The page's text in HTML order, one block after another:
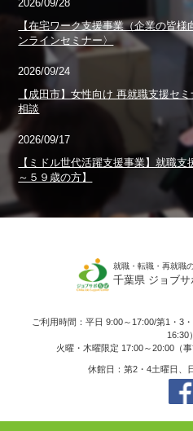
2026/09/28
【在宅ワーク支援事業（企業の皆
ンラインセミナー〉
2026/09/24
【成田市】女性向け 再就職支援セ
相談
2026/09/17
【ミドル世代活躍支援事業】就職
～５９歳の方】
就職・転職・再就職
千葉県 ジョブ
ご利用時間：平日 9:00～17:00/第1・3
16:30）
火曜・木曜限定 17:00～20:00（
休館日：第2・4土曜日、